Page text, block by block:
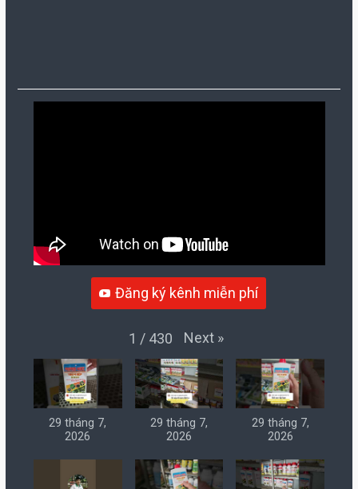
Đăng ký kênh miễn phí
1 / 430 Next »
29 tháng 7,
2026
29 tháng 7,
2026
29 tháng 7,
2026